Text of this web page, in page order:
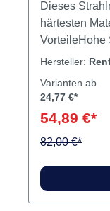
Dieses
härtesten
VorteileHohe
geringe bis
Inhalt
Hersteller:
Varianten ab
24,77 €*
54,89 €*
82,00 €*